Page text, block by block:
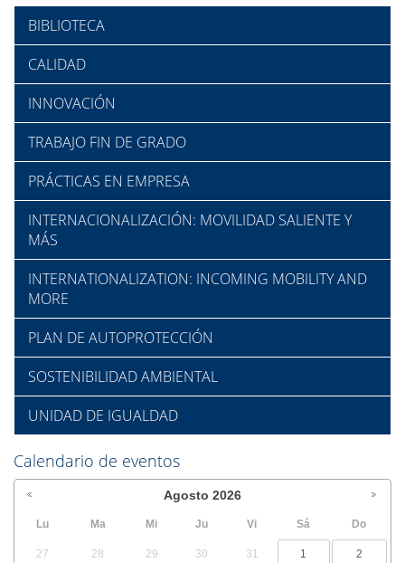
BIBLIOTECA
CALIDAD
INNOVACIÓN
TRABAJO FIN DE GRADO
PRÁCTICAS EN EMPRESA
INTERNACIONALIZACIÓN: MOVILIDAD SALIENTE Y
MÁS
INTERNATIONALIZATION: INCOMING MOBILITY AND
MORE
PLAN DE AUTOPROTECCIÓN
SOSTENIBILIDAD AMBIENTAL
UNIDAD DE IGUALDAD
Calendario de eventos
Agosto 2026
Lu Ma Mi Ju Vi Sá Do
27 28 29 30 31 1 2